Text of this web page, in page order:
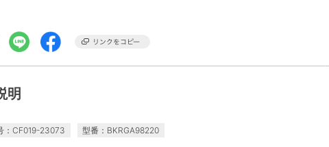
明
：CF019-23073 型番：BKRGA98220